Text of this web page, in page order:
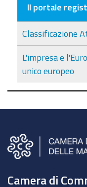
Il portale
Classificazione
L'impresa e
unico europeo
Camera di